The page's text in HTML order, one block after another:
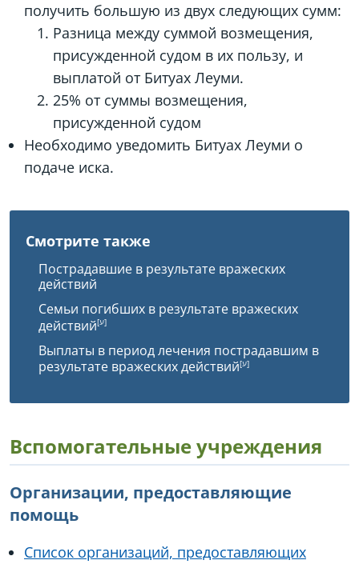
получить большую из двух следующих сумм:
Разница между суммой возмещения,
присужденной судом в их пользу, и
выплатой от Битуах Леуми.
25% от суммы возмещения,
присужденной судом
Необходимо уведомить Битуах Леуми о
подаче иска.
Смотрите также
Пострадавшие в результате вражеских
действий
Семьи погибших в результате вражеских
действий
Выплаты в период лечения пострадавшим в
результате вражеских действий
Вспомогательные учреждения
Организации, предоставляющие
помощь
Список организаций, предоставляющих